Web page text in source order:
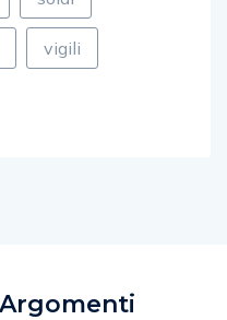
vigili